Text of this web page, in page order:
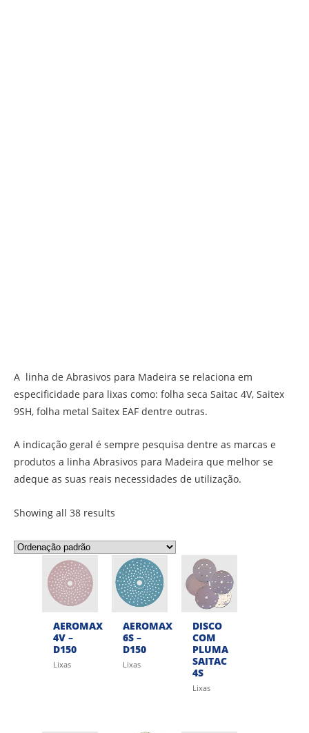
A linha de Abrasivos para Madeira se relaciona em
especificidade para lixas como: folha seca Saitac 4V, Saitex
9SH, folha metal Saitex EAF dentre outras.
A indicação geral é sempre pesquisa dentre as marcas e
produtos a linha Abrasivos para Madeira que melhor se
adeque as suas reais necessidades de utilização.
Showing all 38 results
AEROMAX
4V –
D150
Lixas
AEROMAX
6S –
D150
Lixas
DISCO
COM
PLUMA
SAITAC
4S
Lixas